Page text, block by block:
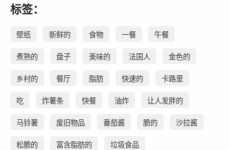
标签：
壁纸 新鲜的 食物 一餐 午餐
煮熟的 盘子 美味的 法国人 金色的
乡村的 餐厅 脂肪 快速的 卡路里
吃 炸薯条 快餐 油炸 让人发胖的
马铃薯 废旧物品 番茄酱 脆的 沙拉酱
松脆的 富含脂肪的 垃圾食品